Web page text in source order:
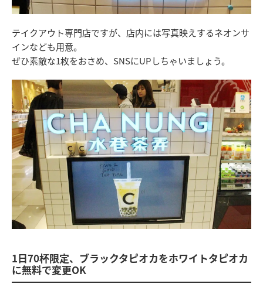
テイクアウト専門店ですが、店内には写真映えするネオンサ
インなども用意。
ぜひ素敵な1枚をおさめ、SNSにUPしちゃいましょう。
1日70杯限定、ブラックタピオカをホワイトタピオカ
に無料で変更OK